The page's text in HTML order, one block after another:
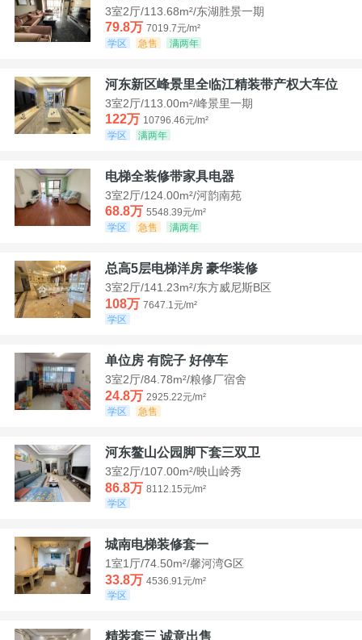
3室2厅/113.68m²/东湖胜景一期
79.8万 7019.7元/m²
学区
急售 满两年
河东新区峰景里全临江精装带产权大车位
3室2厅/113.00m²/峰景里一期
122万 10796.46元/m²
学区
满两年
电梯全装修带家具电器
3室2厅/124.00m²/河韵南苑
68.8万 5548.39元/m²
学区
急售 满两年
总高5层电梯洋房 豪华装修
3室2厅/141.23m²/东方威尼斯B区
108万 7647.1元/m²
学区
单位房 有院子 好停车
3室2厅/84.78m²/粮修厂宿舍
24.8万 2925.22元/m²
学区
急售
河东鳌山公园脚下套三双卫
3室2厅/107.00m²/映山岭秀
86.8万 8112.15元/m²
学区
城南电梯装修套一
1室1厅/74.50m²/馨河湾G区
33.8万 4536.91元/m²
学区
精装套三 诚意出售